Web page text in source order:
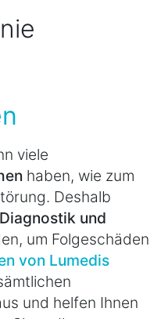
viele
haben, wie zum
Deshalb
Diagnostik und
um Folgeschäden
von Lumedis
und helfen Ihnen